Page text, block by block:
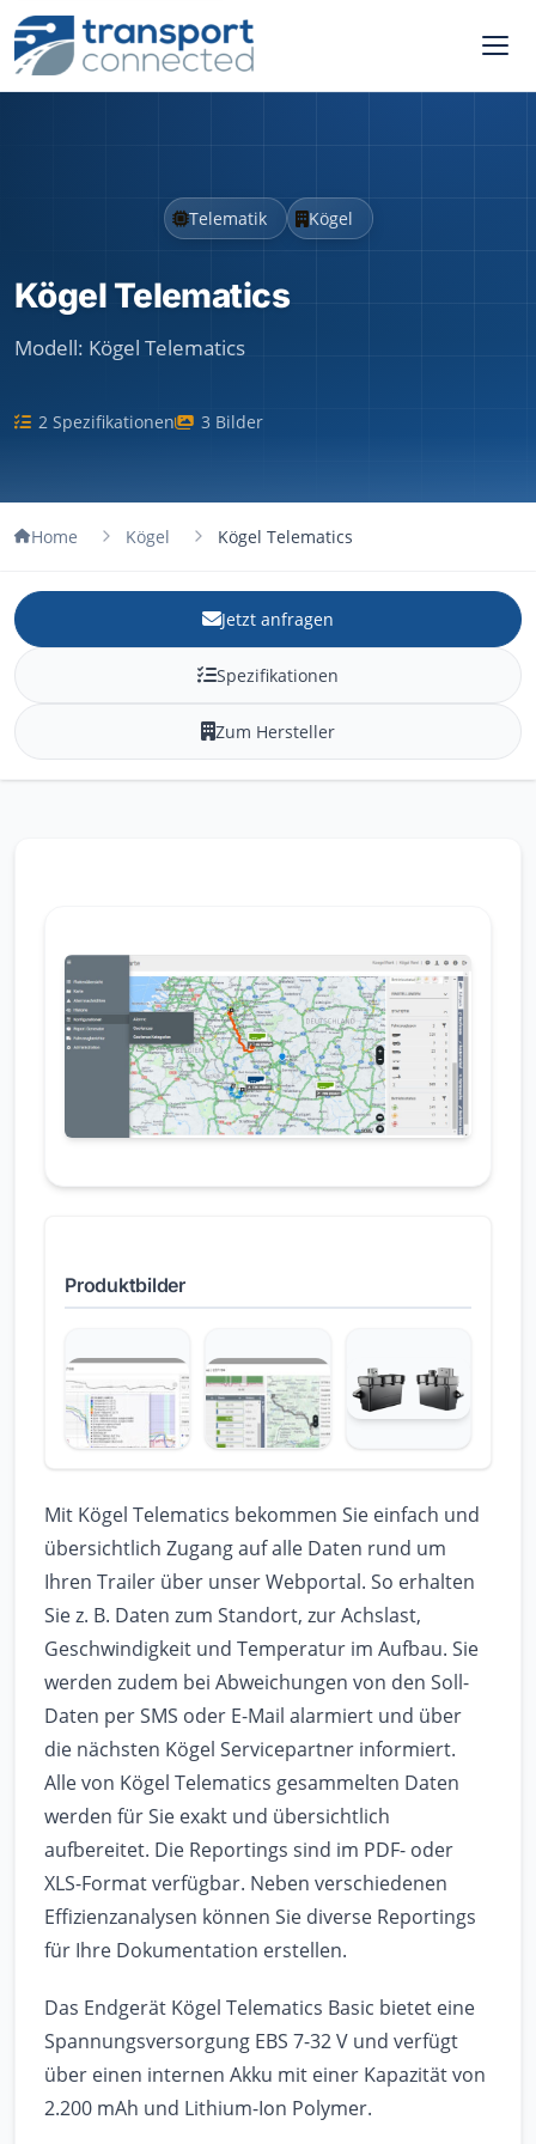
Telematik Kögel
Kögel Telematics
Modell: Kögel Telematics
2 Spezifikationen 3 Bilder
Home Kögel Kögel Telematics
Jetzt anfragen
Spezifikationen
Zum Hersteller
Produktbilder
Mit Kögel Telematics bekommen Sie einfach und
übersichtlich Zugang auf alle Daten rund um
Ihren Trailer über unser Webportal. So erhalten
Sie z. B. Daten zum Standort, zur Achslast,
Geschwindigkeit und Temperatur im Aufbau. Sie
werden zudem bei Abweichungen von den Soll-
Daten per SMS oder E-Mail alarmiert und über
die nächsten Kögel Servicepartner informiert.
Alle von Kögel Telematics gesammelten Daten
werden für Sie exakt und übersichtlich
aufbereitet. Die Reportings sind im PDF- oder
XLS-Format verfügbar. Neben verschiedenen
Effizienzanalysen können Sie diverse Reportings
für Ihre Dokumentation erstellen.
Das Endgerät Kögel Telematics Basic bietet eine
Spannungsversorgung EBS 7-32 V und verfügt
über einen internen Akku mit einer Kapazität von
2.200 mAh und Lithium-Ion Polymer.